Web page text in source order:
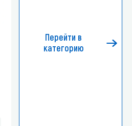
Перейти в
категорию